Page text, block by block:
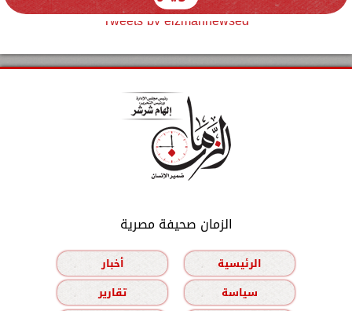
Tweets by elzmannewseg
الزمان صحيفة مصرية
الرئيسية
أخبار
سياسة
تقارير